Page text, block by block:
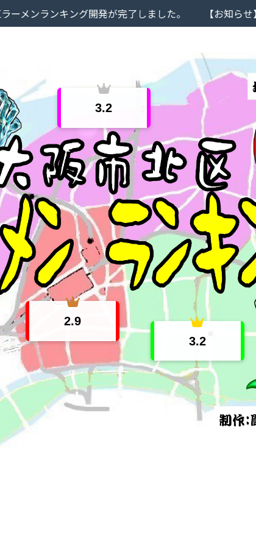
グ開発が完了しました。 【お知らせ】当サイトで
3.2
3.2
2.9